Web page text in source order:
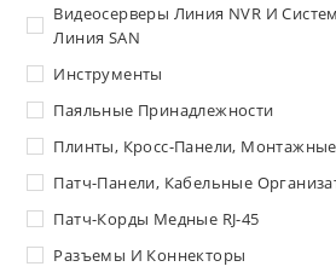
Видеосерверы Линия NVR И
Линия SAN
Инструменты
Паяльные Принадлежности
Плинты, Кросс-Панели,
Патч-Панели, Кабельные
Патч-Корды Медные RJ-45
Разъемы И Коннекторы